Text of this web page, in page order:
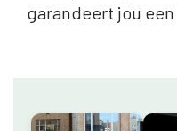
garandeert jou een